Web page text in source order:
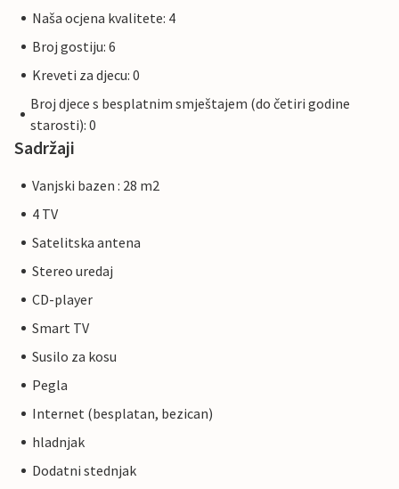
Naša ocjena kvalitete: 4
Broj gostiju: 6
Kreveti za djecu: 0
Broj djece s besplatnim smještajem (do četiri godine
starosti): 0
Sadržaji
Vanjski bazen : 28 m2
4 TV
Satelitska antena
Stereo uredaj
CD-player
Smart TV
Susilo za kosu
Pegla
Internet (besplatan, bezican)
hladnjak
Dodatni stednjak